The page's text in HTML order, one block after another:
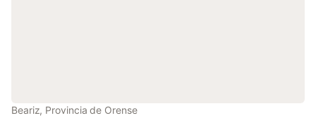
Beariz, Provincia de Orense